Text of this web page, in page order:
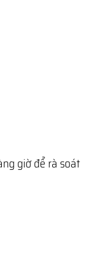
giờ để rà soát